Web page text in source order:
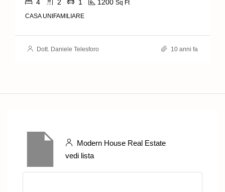
4 2 1 1200 Sq Ft
CASA UNIFAMILIARE
Dott. Daniele Telesforo 10 anni fa
Modern House Real Estate
vedi lista